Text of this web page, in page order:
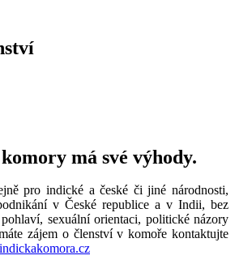
má své výhody.
pro indické a české či jiné národnosti,
v České republice a v Indii, bez
sexuální orientaci, politické názory
zájem o členství v komoře kontaktujte